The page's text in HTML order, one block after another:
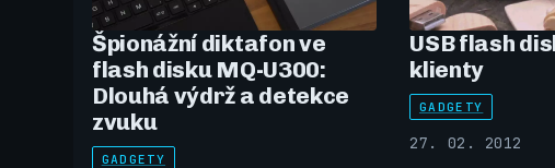
Špionážní diktafon ve
flash disku MQ-U300:
Dlouhá výdrž a detekce
zvuku
GADGETY
USB flash
klienty
GADGETY
27. 02. 2012